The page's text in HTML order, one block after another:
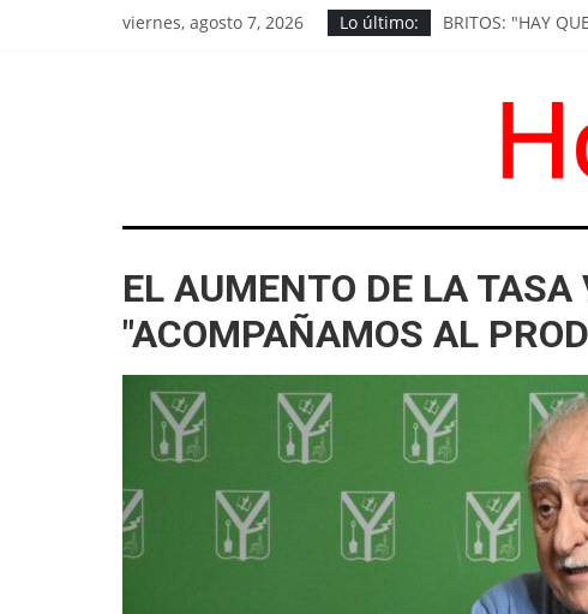
viernes, agosto 7, 2026 Lo último:
BRITOS: "HAY
DESCENSO EN
OPERATIVOS DE
HoyChivilcoy
Noticias
de
Chivilcoy
EL AUMENTO DE LA
"ACOMPAÑAMOS AL